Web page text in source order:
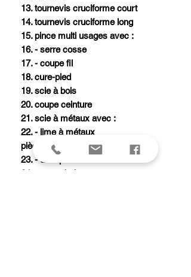
13. tournevis cruciforme court
14. tournevis cruciforme long
15. pince multi usages avec :
16. - serre cosse
17. - coupe fil
18. cure-pied
19. scie à bois
20. coupe ceinture
21. scie à métaux avec :
22. - lime à métaux
pièce multi-usages avec :
23. - décapsuleur
24. - ouvre boîtes